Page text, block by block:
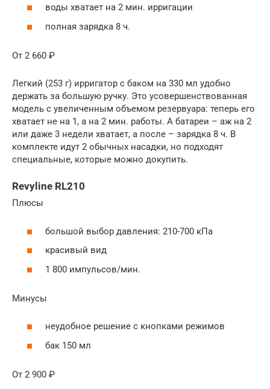
воды хватает на 2 мин. ирригации
полная зарядка 8 ч.
От 2 660 ₽
Легкий (253 г) ирригатор с баком на 330 мл удобно
держать за большую ручку. Это усовершенствованная
модель с увеличенным объемом резервуара: теперь его
хватает не на 1, а на 2 мин. работы. А батареи – аж на 2
или даже 3 недели хватает, а после – зарядка 8 ч. В
комплекте идут 2 обычных насадки, но подходят
специальные, которые можно докупить.
Revyline RL210
Плюсы
большой выбор давления: 210-700 кПа
красивый вид
1 800 импульсов/мин.
Минусы
неудобное решение с кнопками режимов
бак 150 мл
От 2 900 ₽